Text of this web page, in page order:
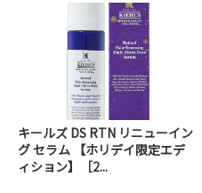
キールズ DS RTN リニューイン
グ セラム 【ホリデイ限定エデ
ィション】［2...